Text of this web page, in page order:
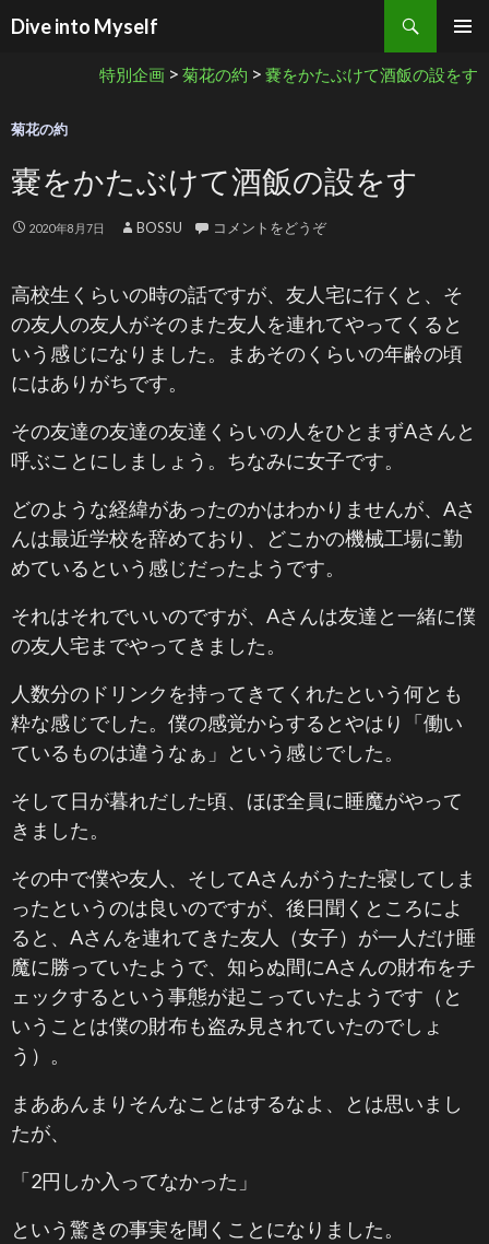
Dive into Myself
検索
特別企画 > 菊花の約 > 嚢をかたぶけて酒飯の設をす
菊花の約
嚢をかたぶけて酒飯の設をす
2020年8月7日 BOSSU コメントをどうぞ
高校生くらいの時の話ですが、友人宅に行くと、そ
の友人の友人がそのまた友人を連れてやってくると
いう感じになりました。まあそのくらいの年齢の頃
にはありがちです。
その友達の友達の友達くらいの人をひとまずAさんと
呼ぶことにしましょう。ちなみに女子です。
どのような経緯があったのかはわかりませんが、Aさ
んは最近学校を辞めており、どこかの機械工場に勤
めているという感じだったようです。
それはそれでいいのですが、Aさんは友達と一緒に僕
の友人宅までやってきました。
人数分のドリンクを持ってきてくれたという何とも
粋な感じでした。僕の感覚からするとやはり「働い
ているものは違うなぁ」という感じでした。
そして日が暮れだした頃、ほぼ全員に睡魔がやって
きました。
その中で僕や友人、そしてAさんがうたた寝してしま
ったというのは良いのですが、後日聞くところによ
ると、Aさんを連れてきた友人（女子）が一人だけ睡
魔に勝っていたようで、知らぬ間にAさんの財布をチ
ェックするという事態が起こっていたようです（と
いうことは僕の財布も盗み見されていたのでしょ
う）。
まああんまりそんなことはするなよ、とは思いまし
たが、
「2円しか入ってなかった」
という驚きの事実を聞くことになりました。